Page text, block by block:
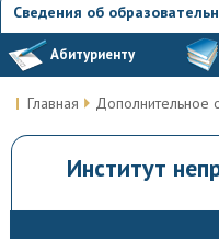
Сведения об
Абитуриенту
Главная Дополнительное
Институт